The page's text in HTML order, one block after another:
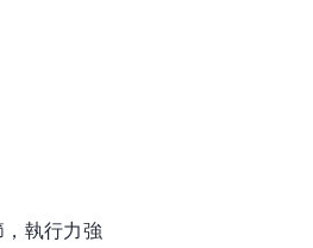
執行力強